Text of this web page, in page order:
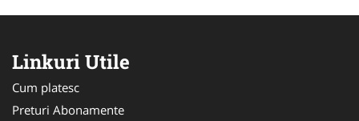
Linkuri Utile
Cum platesc
Preturi Abonamente